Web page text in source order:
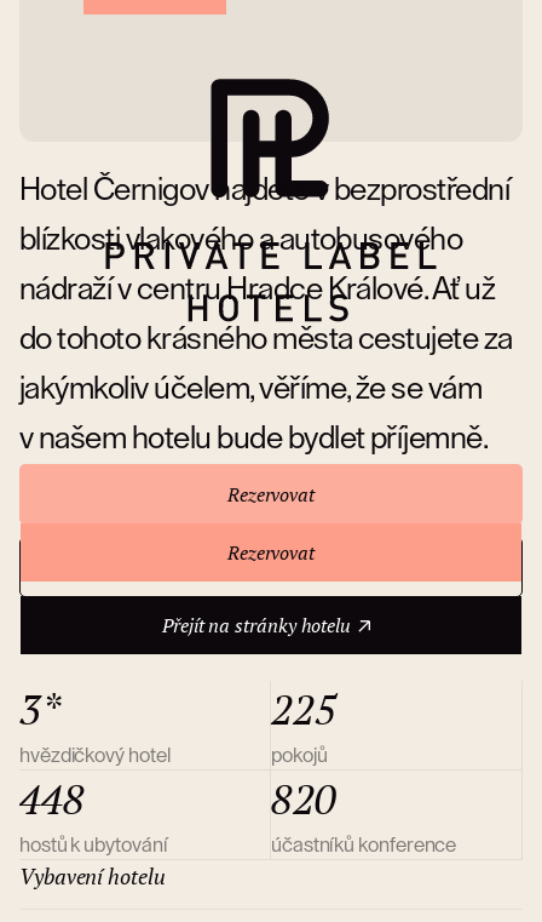
Hotel Černigov najdete v bezprostřední
blízkosti vlakového a autobusového
nádraží v centru Hradce Králové. Ať už
do tohoto krásného města cestujete za
jakýmkoliv účelem, věříme, že se vám
v našem hotelu bude bydlet příjemně.
Rezervovat
Rezervovat
Přejít na stránky hotelu
Přejít na stránky hotelu
3*
hvězdičkový hotel
225
pokojů
448
hostů k ubytování
820
účastníků konference
Vybavení hotelu